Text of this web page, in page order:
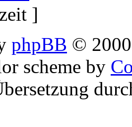
]
phpBB ©
scheme by